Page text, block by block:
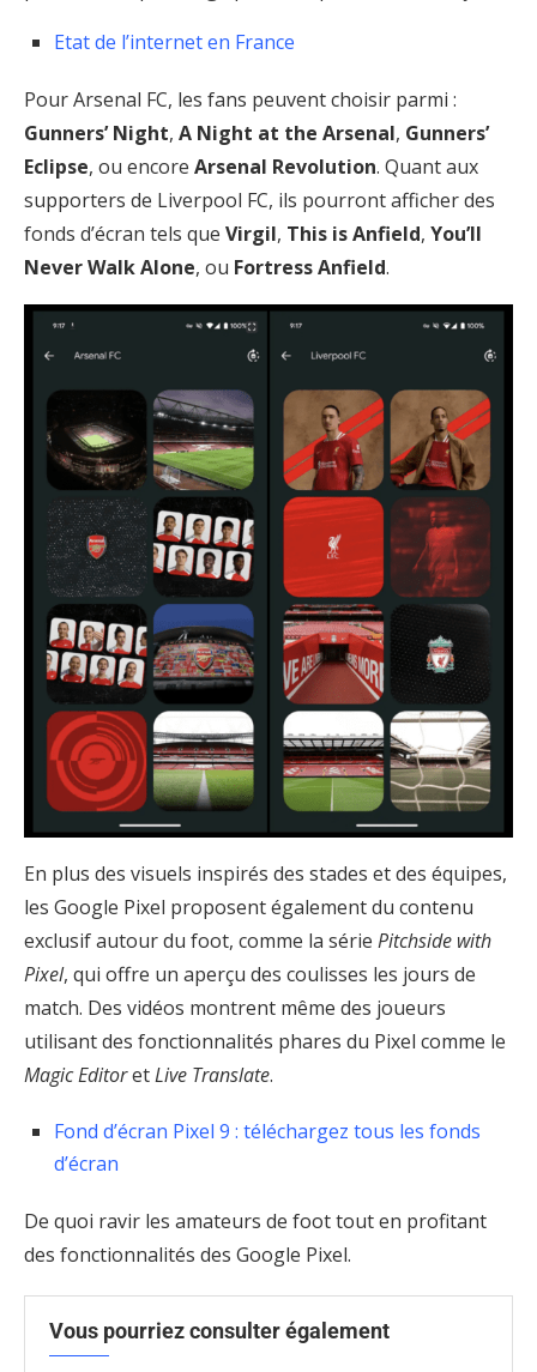
Etat de l’internet en France
Pour Arsenal FC, les fans peuvent choisir parmi :
Gunners’ Night, A Night at the Arsenal, Gunners’
Eclipse, ou encore Arsenal Revolution. Quant aux
supporters de Liverpool FC, ils pourront afficher des
fonds d’écran tels que Virgil, This is Anfield, You’ll
Never Walk Alone, ou Fortress Anfield.
En plus des visuels inspirés des stades et des équipes,
les Google Pixel proposent également du contenu
exclusif autour du foot, comme la série Pitchside with
Pixel, qui offre un aperçu des coulisses les jours de
match. Des vidéos montrent même des joueurs
utilisant des fonctionnalités phares du Pixel comme le
Magic EditoretLive Translate.
Fond d’écran Pixel 9 : téléchargez tous les fonds
d’écran
De quoi ravir les amateurs de foot tout en profitant
des fonctionnalités des Google Pixel.
Vous pourriez consulter également